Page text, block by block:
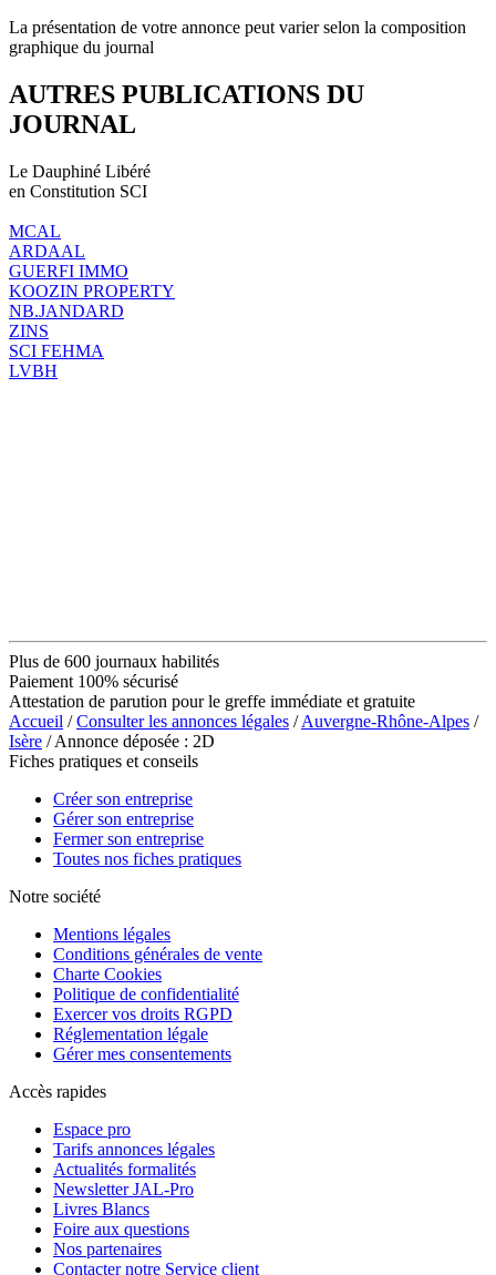
La présentation de votre annonce peut varier selon la composition
graphique du journal
AUTRES PUBLICATIONS DU
JOURNAL
Le Dauphiné Libéré
en Constitution SCI
MCAL
ARDAAL
GUERFI IMMO
KOOZIN PROPERTY
NB.JANDARD
ZINS
SCI FEHMA
LVBH
Plus de 600 journaux habilités
Paiement 100% sécurisé
Attestation de parution pour le greffe immédiate et gratuite
Accueil /Consulter les annonces légales /Auvergne-Rhône-Alpes /
Isère / Annonce déposée : 2D
Fiches pratiques et conseils
Créer son entreprise
Gérer son entreprise
Fermer son entreprise
Toutes nos fiches pratiques
Notre société
Mentions légales
Conditions générales de vente
Charte Cookies
Politique de confidentialité
Exercer vos droits RGPD
Réglementation légale
Gérer mes consentements
Accès rapides
Espace pro
Tarifs annonces légales
Actualités formalités
Newsletter JAL-Pro
Livres Blancs
Foire aux questions
Nos partenaires
Contacter notre Service client